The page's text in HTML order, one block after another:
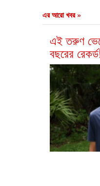
এর আরো খবর »
এই তরুণ
বছরের